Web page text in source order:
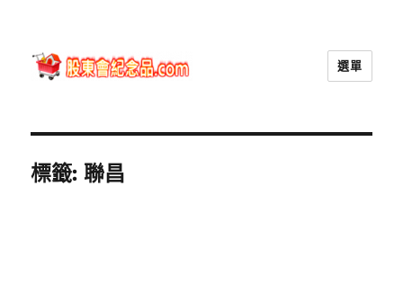
選單
標籤:聯昌